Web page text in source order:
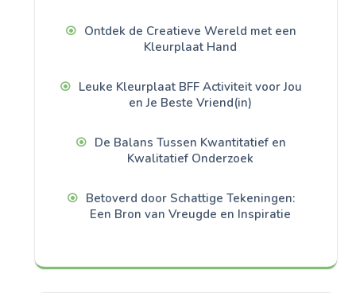
Ontdek de Creatieve Wereld met een
Kleurplaat Hand
Leuke Kleurplaat BFF Activiteit voor Jou
en Je Beste Vriend(in)
De Balans Tussen Kwantitatief en
Kwalitatief Onderzoek
Betoverd door Schattige Tekeningen:
Een Bron van Vreugde en Inspiratie